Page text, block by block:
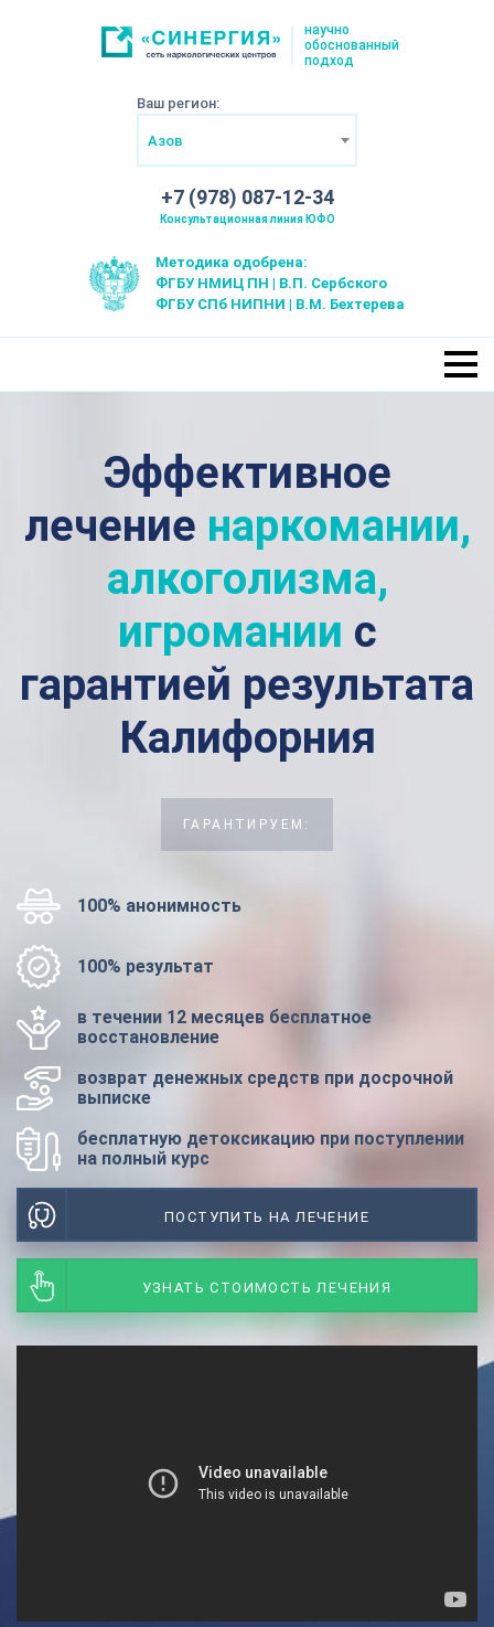
научно
обоснованный
подход
Ваш регион:
Азов
+7 (978) 087-12-34
Консультационная линия ЮФО
Методика одобрена:
ФГБУ НМИЦ ПН | В.П. Сербского
ФГБУ СПб НИПНИ | В.М. Бехтерева
Эффективное
лечение наркомании,
алкоголизма,
игромании с
гарантией результата
Калифорния
ГАРАНТИРУЕМ:
100% анонимность
100% результат
в течении 12 месяцев бесплатное
восстановление
возврат денежных средств при досрочной
выписке
бесплатную детоксикацию при поступлении
на полный курс
ПОСТУПИТЬ НА ЛЕЧЕНИЕ
УЗНАТЬ СТОИМОСТЬ ЛЕЧЕНИЯ